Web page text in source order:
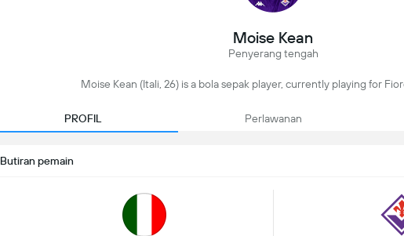
Moise Kean
Penyerang tengah
Moise Kean (Itali, 26) is a bola sepak player, currently playing for
PROFIL Perlawanan
Butiran pemain